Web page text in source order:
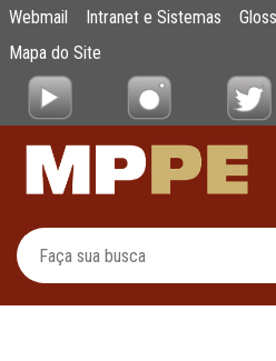
Pular para o Conteúdo principal
Sanharó cumpre
Webmail Intranet e Sistemas
Mapa do Site